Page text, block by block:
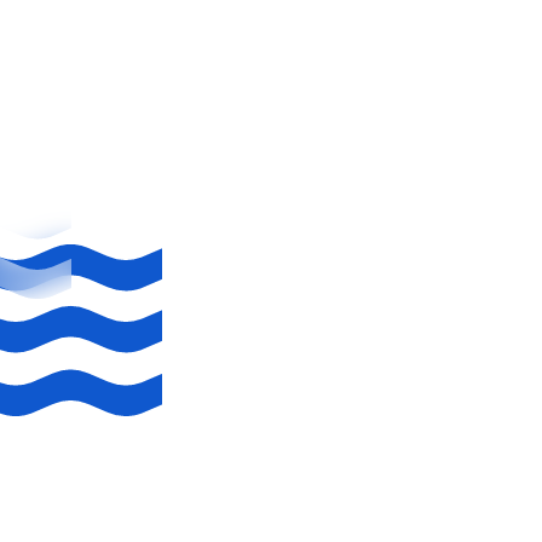
Prenez de grands bols d’air